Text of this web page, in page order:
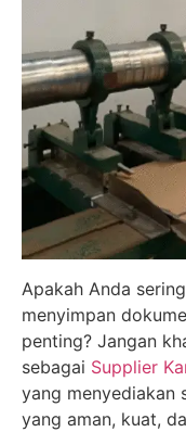
Apakah Anda
menyimpan
penting? Jangan
sebagai Supplier
yang menyediakan
yang aman, kuat,